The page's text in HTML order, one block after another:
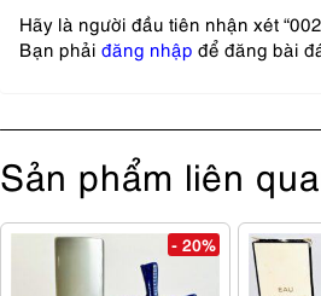
Hãy là người đầu tiên nhận xét
Bạn phải đăng nhập để đăng bài
Sản phẩm liên
- 20%